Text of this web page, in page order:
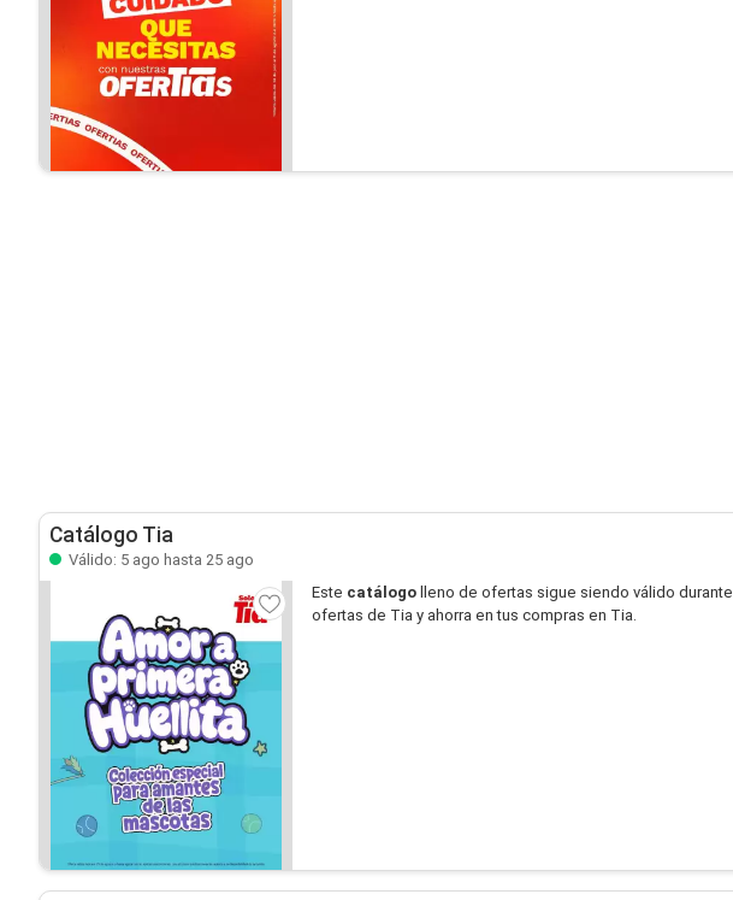
Catálogo Tia
Válido: 5 ago hasta 25 ago
Este catálogo lleno de ofertas sigue siendo válido durante
ofertas de Tia y ahorra en tus compras en Tia.